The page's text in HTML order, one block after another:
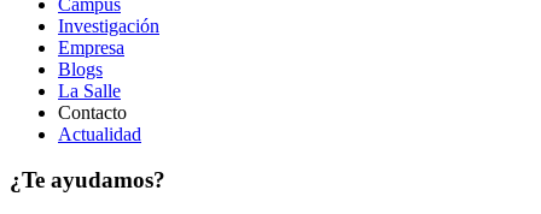
Investigación
Empresa
Blogs
La Salle
Contacto
Actualidad
¿Te ayudamos?